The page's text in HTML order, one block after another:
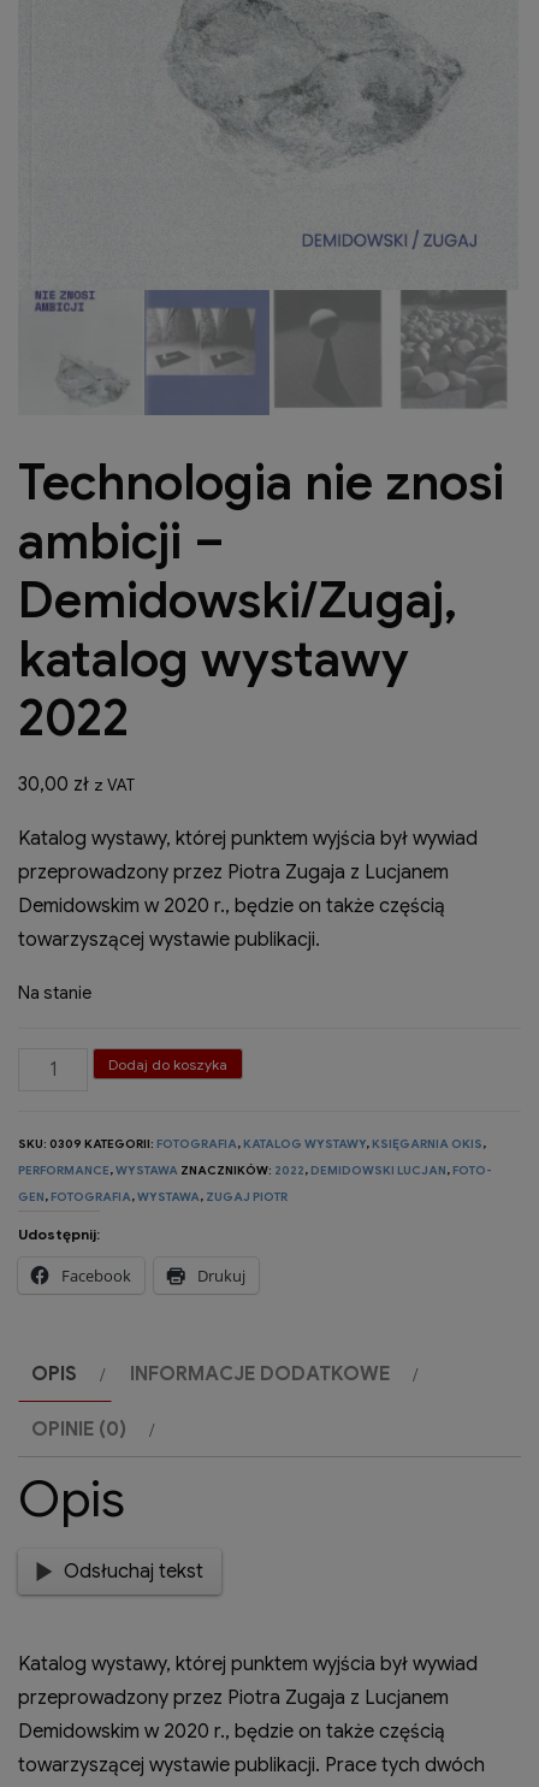
Technologia nie znosi
ambicji –
Demidowski/Zugaj,
katalog wystawy
2022
30,00 zł z VAT
Katalog wystawy, której punktem wyjścia był wywiad
przeprowadzony przez Piotra Zugaja z Lucjanem
Demidowskim w 2020 r., będzie on także częścią
towarzyszącej wystawie publikacji.
Na stanie
ilość
znosi
ambicji
-
Demidowski/Zugaj,
katalog
2022
Dodaj do koszyka
SKU: 0309 KATEGORII: FOTOGRAFIA, KATALOG WYSTAWY, KSIĘGARNIA OKIS,
PERFORMANCE,WYSTAWA ZNACZNIKÓW: 2022, DEMIDOWSKI LUCJAN, FOTO-
GEN, FOTOGRAFIA,WYSTAWA, ZUGAJ PIOTR
Udostępnij:
Facebook Drukuj
OPIS INFORMACJE DODATKOWE
OPINIE (0)
Opis
Odsłuchaj tekst
Katalog wystawy, której punktem wyjścia był wywiad
przeprowadzony przez Piotra Zugaja z Lucjanem
Demidowskim w 2020 r., będzie on także częścią
towarzyszącej wystawie publikacji. Prace tych dwóch